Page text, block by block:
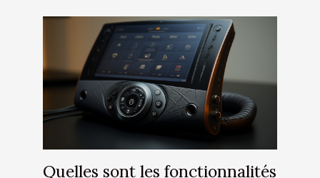
Quelles sont les fonctionnalités